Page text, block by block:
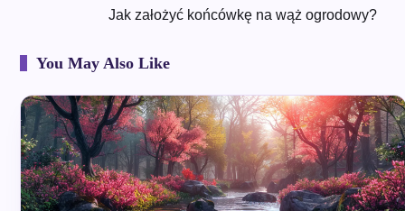
Jak założyć końcówkę na wąż ogrodowy?
You May Also Like